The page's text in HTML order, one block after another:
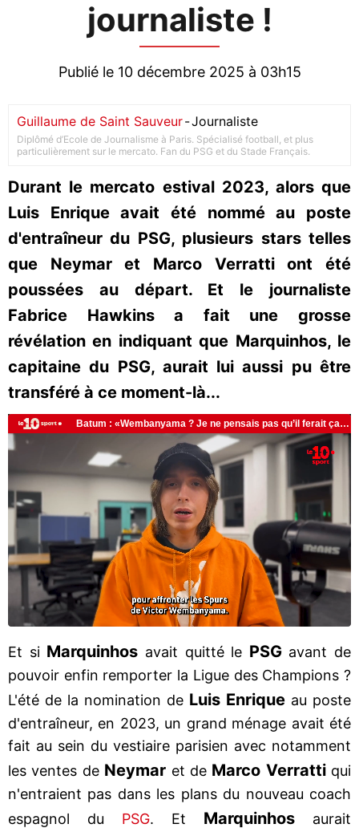
journaliste !
Publié le 10 décembre 2025 à 03h15
Guillaume de Saint Sauveur-Journaliste
Diplômé d’Ecole de Journalisme à Paris. Spécialisé football, et plus
particulièrement sur le mercato. Fan du PSG et du Stade Français.
Durant le mercato estival 2023, alors que
Luis Enrique avait été nommé au poste
d'entraîneur du PSG, plusieurs stars telles
que Neymar et Marco Verratti ont été
poussées au départ. Et le journaliste
Fabrice Hawkins a fait une grosse
révélation en indiquant que Marquinhos, le
capitaine du PSG, aurait lui aussi pu être
transféré à ce moment-là...
Et si Marquinhos avait quitté le PSGavant de
pouvoir enfin remporter la Ligue des Champions ?
L'été de la nomination de Luis Enrique au poste
d'entraîneur, en 2023, un grand ménage avait été
fait au sein du vestiaire parisien avec notamment
les ventes de Neymar et de Marco Verrattiqui
n'entraient pas dans les plans du nouveau coach
espagnol du PSG. Et Marquinhos aurait